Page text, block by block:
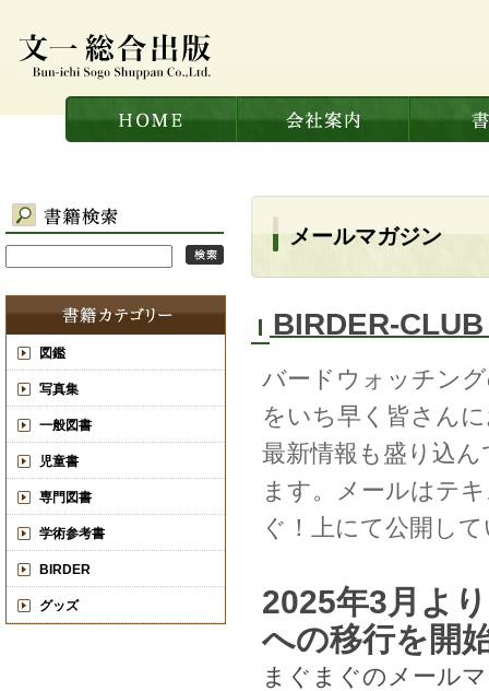
図鑑
写真集
一般図書
児童書
専門図書
学術参考書
BIRDER
グッズ
メールマガジン
BIRDER-
バードウォッチン
をいち早く皆さん
最新情報も盛り込
ます。メールはテ
ぐ！上にて公開し
2025年3月よ
への移行を開
まぐまぐのメール